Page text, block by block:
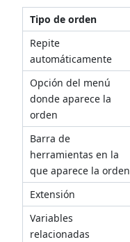
Tipo de orden
Repite
automáticamente
Opción del menú
donde aparece la
orden
Barra de
herramientas en la
que aparece la orden
Extensión
Variables
relacionadas